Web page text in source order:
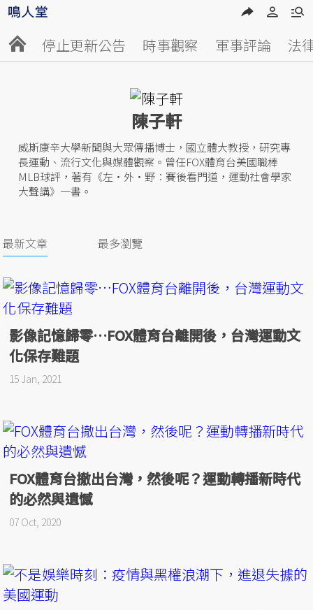
停止更新公告 時事觀察 軍事評論 法
陳子軒
威斯康辛大學新聞與大眾傳播博士，國立體大教授，研究專
長運動、流行文化與媒體觀察。曾任FOX體育台美國職棒
MLB球評，著有《左‧外‧野︰賽後看門道，運動社會學家
大聲講》一書。
最新文章 最多瀏覽
影像記憶歸零…FOX體育台離開後，台灣運動文
化保存難題
15 Jan, 2021
FOX體育台撤出台灣，然後呢？運動轉播新時代
的必然與遺憾
07 Oct, 2020